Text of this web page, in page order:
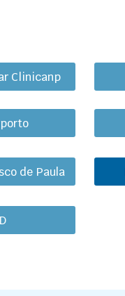
Clinicanp
de Paula